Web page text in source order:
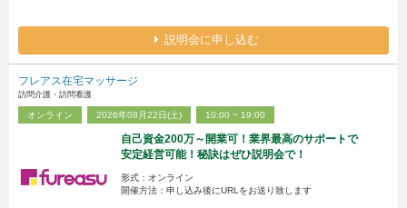
説明会に申し込む
フレアス在宅マッサージ
訪問介護・訪問看護
オンライン 2026年08月22日(土) 10:00 ~ 19:00
自己資金200万～開業可！業界最高のサポートで
安定経営可能！秘訣はぜひ説明会で！
形式：オンライン
開催方法：申し込み後にURLをお送り致します